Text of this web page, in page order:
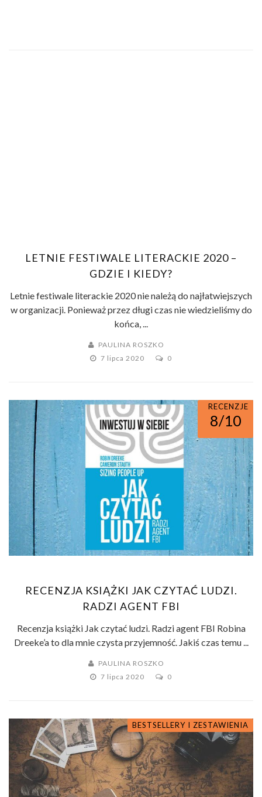
LETNIE FESTIWALE LITERACKIE 2020 –
GDZIE I KIEDY?
Letnie festiwale literackie 2020 nie należą do najłatwiejszych
w organizacji. Ponieważ przez długi czas nie wiedzieliśmy do
końca, ...
PAULINA ROSZKO
7 lipca 2020
0
RECENZJE
8/10
RECENZJA KSIĄŻKI JAK CZYTAĆ LUDZI.
RADZI AGENT FBI
Recenzja książki Jak czytać ludzi. Radzi agent FBI Robina
Dreeke’a to dla mnie czysta przyjemność. Jakiś czas temu ...
PAULINA ROSZKO
7 lipca 2020
0
BESTSELLERY I ZESTAWIENIA